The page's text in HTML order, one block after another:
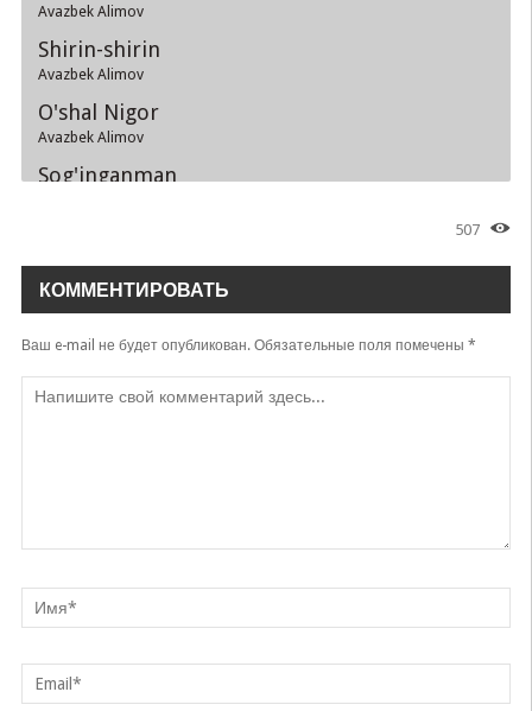
Avazbek Alimov
Shirin-shirin
Avazbek Alimov
O'shal Nigor
Avazbek Alimov
Sog'inganman
Avazbek Alimov
Yodimdasan
Avazbek Alimov
507
КОММЕНТИРОВАТЬ
Ваш e-mail не будет опубликован.Обязательные поля помечены *